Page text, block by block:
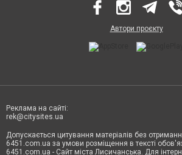
Автори проєкту
Реклама на сайті:
rek@citysites.ua
Допускається цитування матеріалів без
6451.com.ua за умови розміщення в тексті
6451.com.ua - Сайт міста Лисичанська. Для